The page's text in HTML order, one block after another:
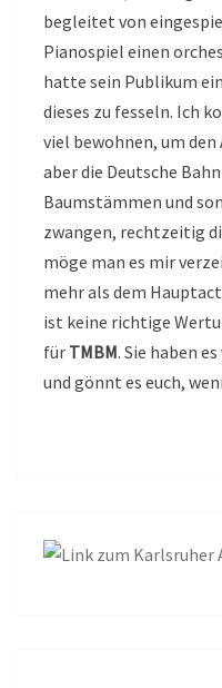
begleitet von
Pianospiel einen
hatte sein Publikum
dieses zu fesseln. Ich
viel bewohnen, um
aber die Deutsche
Baumstämmen und
zwangen, rechtzeitig
möge man es mir
mehr als dem
ist keine richtige
für TMBM. Sie haben
und gönnt es euch,